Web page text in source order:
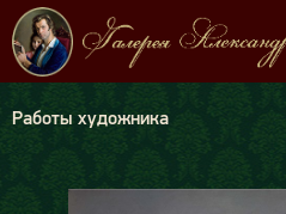
Работы художника